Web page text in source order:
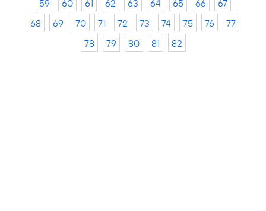
59
60 61 62 63 64 65 66
67
68
69 70 71 72 73 74 75 76
77
78
79 80 81 82